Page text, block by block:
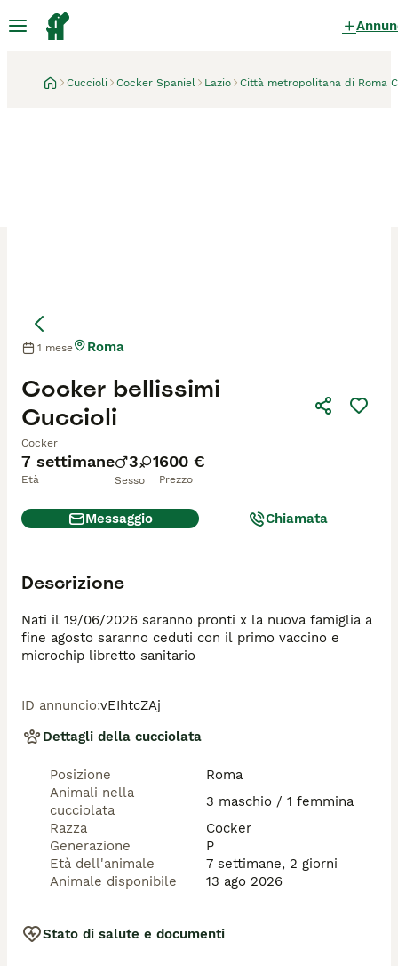
Cuccioli Cocker Spaniel Lazio Città metropolitana di Roma
7 settimane
Età
3 1
Sesso
600 €
Prezzo
Cocker bellissimi
Cuccioli
Cocker
1 mese Roma
Messaggio Chiamata
Descrizione
Nati il 19/06/2026 saranno pronti x la nuova famiglia a
fine agosto saranno ceduti con il primo vaccino e
ID annuncio:vEIhtcZAj
Dettagli della cucciolata
Posizione
Roma
Animali nella
cucciolata
3 maschio / 1 femmina
Razza
Cocker
Generazione
P
Età dell'animale
7 settimane, 2 giorni
Animale disponibile
13 ago 2026
Stato di salute e documenti